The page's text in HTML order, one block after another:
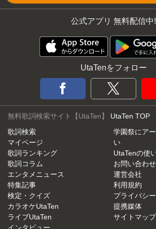
公式アプリ 無料配信中!
UtaTenをフォロー
無料歌詞検索サイト【UtaTen】 UtaTen TOP
歌詞検索
マイページ
歌詞ランキング
歌詞コラム
エンタメニュース
特集記事
検定・クイズ
カラオケUtaTen
ライブUtaTen
学園祭にア
い
UtaTenの使
お問い合わせ
運営会社
利用規約
プライバシ
提携媒体
サイトマップ